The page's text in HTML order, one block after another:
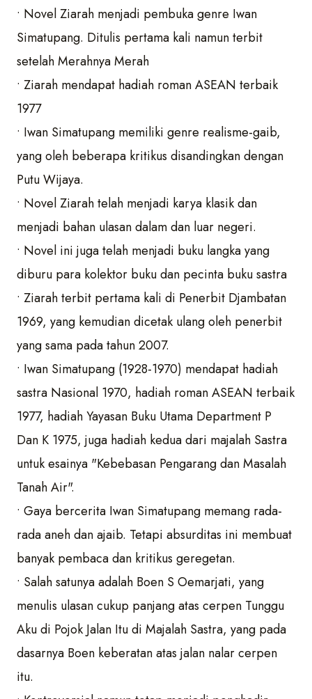
• Novel Ziarah menjadi pembuka genre Iwan
Simatupang. Ditulis pertama kali namun terbit
setelah Merahnya Merah
• Ziarah mendapat hadiah roman ASEAN terbaik
1977
• Iwan Simatupang memiliki genre realisme-gaib,
yang oleh beberapa kritikus disandingkan dengan
Putu Wijaya.
• Novel Ziarah telah menjadi karya klasik dan
menjadi bahan ulasan dalam dan luar negeri.
• Novel ini juga telah menjadi buku langka yang
diburu para kolektor buku dan pecinta buku sastra
• Ziarah terbit pertama kali di Penerbit Djambatan
1969, yang kemudian dicetak ulang oleh penerbit
yang sama pada tahun 2007.
• Iwan Simatupang (1928-1970) mendapat hadiah
sastra Nasional 1970, hadiah roman ASEAN terbaik
1977, hadiah Yayasan Buku Utama Department P
Dan K 1975, juga hadiah kedua dari majalah Sastra
untuk esainya "Kebebasan Pengarang dan Masalah
Tanah Air".
• Gaya bercerita Iwan Simatupang memang rada-
rada aneh dan ajaib. Tetapi absurditas ini membuat
banyak pembaca dan kritikus geregetan.
• Salah satunya adalah Boen S Oemarjati, yang
menulis ulasan cukup panjang atas cerpen Tunggu
Aku di Pojok Jalan Itu di Majalah Sastra, yang pada
dasarnya Boen keberatan atas jalan nalar cerpen
itu.